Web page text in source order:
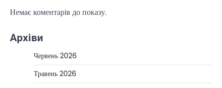
Немає коментарів до показу.
Архіви
Червень 2026
Травень 2026